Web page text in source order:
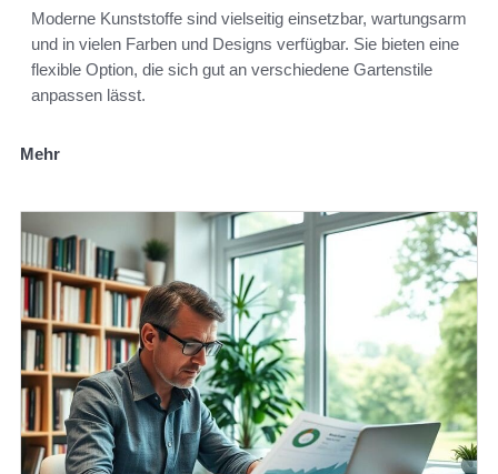
Moderne Kunststoffe sind vielseitig einsetzbar, wartungsarm
und in vielen Farben und Designs verfügbar. Sie bieten eine
flexible Option, die sich gut an verschiedene Gartenstile
anpassen lässt.
Mehr